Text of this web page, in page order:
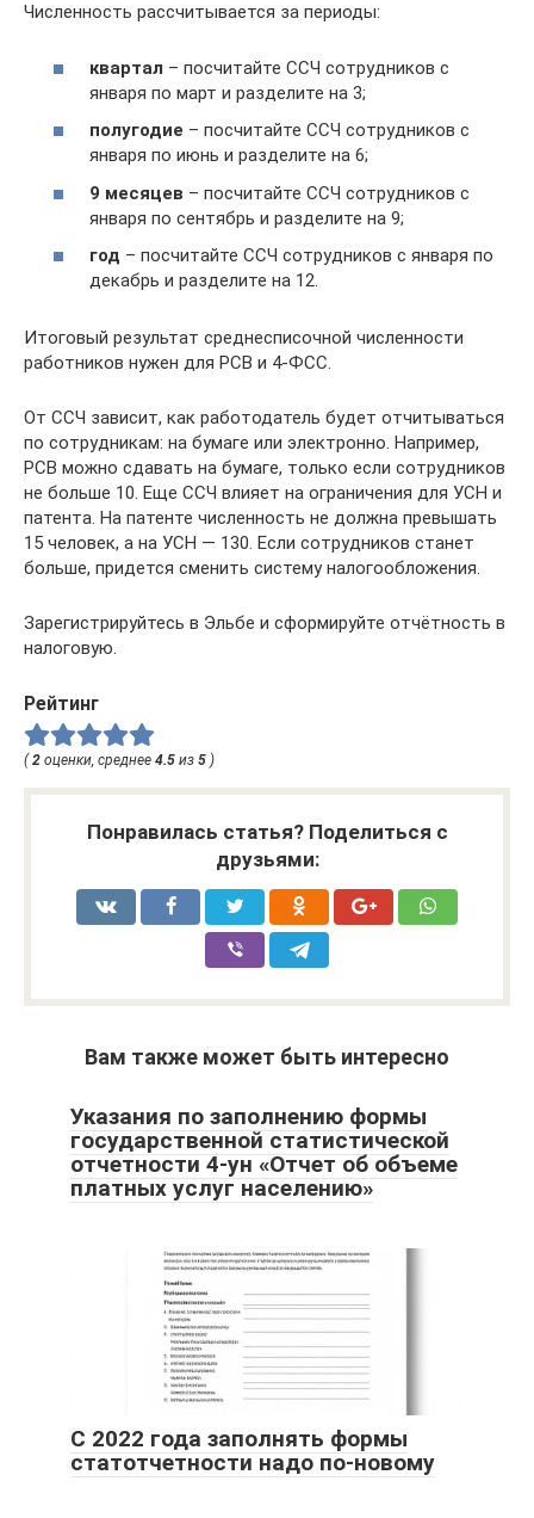
Численность рассчитывается за периоды:
квартал – посчитайте ССЧ сотрудников с
января по март и разделите на 3;
полугодие – посчитайте ССЧ сотрудников с
января по июнь и разделите на 6;
9 месяцев – посчитайте ССЧ сотрудников с
января по сентябрь и разделите на 9;
год – посчитайте ССЧ сотрудников с января по
декабрь и разделите на 12.
Итоговый результат среднесписочной численности
работников нужен для РСВ и 4-ФСС.
От ССЧ зависит, как работодатель будет отчитываться
по сотрудникам: на бумаге или электронно. Например,
РСВ можно сдавать на бумаге, только если сотрудников
не больше 10. Еще ССЧ влияет на ограничения для УСН и
патента. На патенте численность не должна превышать
15 человек, а на УСН — 130. Если сотрудников станет
больше, придется сменить систему налогообложения.
Зарегистрируйтесь в Эльбе и сформируйте отчётность в
налоговую.
Рейтинг
(2 оценки, среднее 4.5 из 5 )
Понравилась статья? Поделиться с
друзьями:
Вам также может быть интересно
Указания по заполнению формы
государственной статистической
отчетности 4-ун «Отчет об объеме
платных услуг населению»
С 2022 года заполнять формы
статотчетности надо по-новому